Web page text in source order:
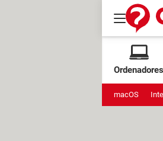
Ordenadores
macOS